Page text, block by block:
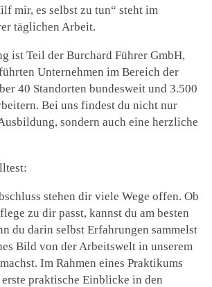
mir, es selbst zu tun“ steht im
täglichen Arbeit.
ist Teil der Burchard Führer GmbH,
Unternehmen im Bereich der
40 Standorten bundesweit und 3.500
Bei uns findest du nicht nur
sondern auch eine herzliche
stehen dir viele Wege offen. Ob
zu dir passt, kannst du am besten
du darin selbst Erfahrungen sammelst
Bild von der Arbeitswelt in unserem
Im Rahmen eines Praktikums
praktische Einblicke in den